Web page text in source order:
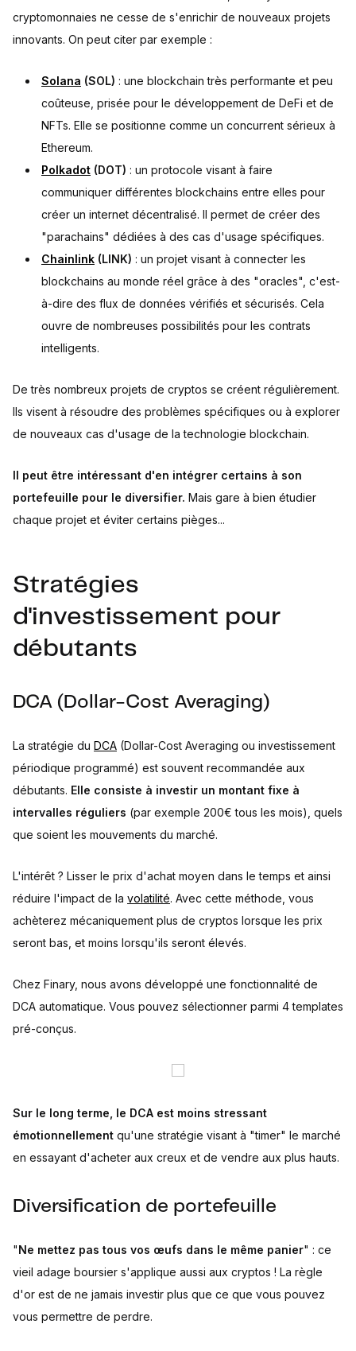
cryptomonnaies ne cesse de s'enrichir de nouveaux projets
innovants. On peut citer par exemple :
Solana (SOL) : une blockchain très performante et peu
coûteuse, prisée pour le développement de DeFi et de
NFTs. Elle se positionne comme un concurrent sérieux à
Ethereum.
Polkadot (DOT) : un protocole visant à faire
communiquer différentes blockchains entre elles pour
créer un internet décentralisé. Il permet de créer des
"parachains" dédiées à des cas d'usage spécifiques.
Chainlink (LINK) : un projet visant à connecter les
blockchains au monde réel grâce à des "oracles", c'est-
à-dire des flux de données vérifiés et sécurisés. Cela
ouvre de nombreuses possibilités pour les contrats
intelligents.
De très nombreux projets de cryptos se créent régulièrement.
Ils visent à résoudre des problèmes spécifiques ou à explorer
de nouveaux cas d'usage de la technologie blockchain.
Il peut être intéressant d'en intégrer certains à son
portefeuille pour le diversifier. Mais gare à bien étudier
chaque projet et éviter certains pièges...
Stratégies
d'investissement pour
débutants
DCA (Dollar-Cost Averaging)
La stratégie du DCA (Dollar-Cost Averaging ou investissement
périodique programmé) est souvent recommandée aux
débutants. Elle consiste à investir un montant fixe à
intervalles réguliers (par exemple 200€ tous les mois), quels
que soient les mouvements du marché.
L'intérêt ? Lisser le prix d'achat moyen dans le temps et ainsi
réduire l'impact de la volatilité. Avec cette méthode, vous
achèterez mécaniquement plus de cryptos lorsque les prix
seront bas, et moins lorsqu'ils seront élevés.
Chez Finary, nous avons développé une fonctionnalité de
DCA automatique. Vous pouvez sélectionner parmi 4 templates
pré-conçus.
Sur le long terme, le DCA est moins stressant
émotionnellement qu'une stratégie visant à "timer" le marché
en essayant d'acheter aux creux et de vendre aux plus hauts.
Diversification de portefeuille
"Ne mettez pas tous vos œufs dans le même panier" : ce
vieil adage boursier s'applique aussi aux cryptos ! La règle
d'or est de ne jamais investir plus que ce que vous pouvez
vous permettre de perdre.